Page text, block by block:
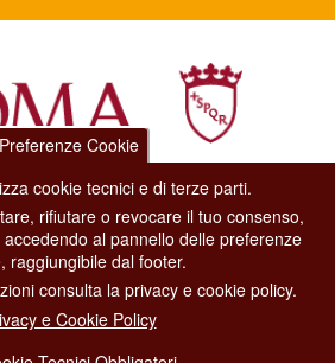
Eventi, Sport, Turismo e Moda.
CENTER TEL. 06 06 08
LA REDAZIONE
Preferenze Cookie
cookie tecnici e di terze parti.
rifiutare o revocare il tuo consenso,
al pannello delle preferenze
raggiungibile dal footer.
consulta la privacy e cookie policy.
e Cookie Policy